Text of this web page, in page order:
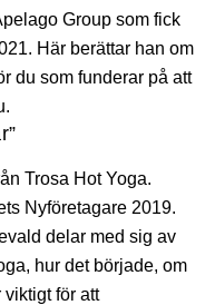
Group som fick
Här berättar han om
du som funderar på att
Nyföretagare 2019.
delar med sig av
hur det började, om
viktigt för att